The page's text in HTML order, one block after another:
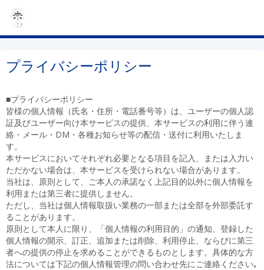
プライバシーポリシー
■プライバシーポリシー
皆様の個人情報（氏名・住所・電話番号等）は、ユーザーの個人認
証及びユーザー向け本サービスの提供、本サービスの利用に伴う連
絡・メール・DM・各種お知らせ等の配信・送付に利用いたしま
す。
本サービスにおいてそれぞれ必要となる項目を記入、または入力い
ただかない場合は、本サービスを受けられない場合があります。
当社は、原則として、ご本人の承諾なく上記目的以外に個人情報を
利用または第三者に提供しません。
ただし、当社は個人情報取扱い業務の一部または全部を外部委託す
ることがあります。
原則として本人に限り、「個人情報の利用目的」の通知、登録した
個人情報の開示、訂正、追加または削除、利用停止、ならびに第三
者への提供の停止を求めることができるものとします。具体的な方
法については下記の個人情報管理の問い合わせ先にご連絡ください｡